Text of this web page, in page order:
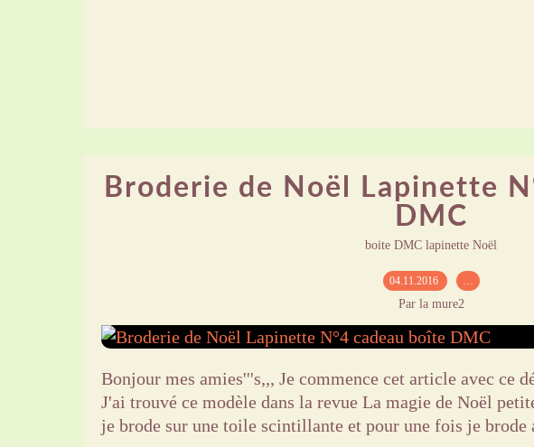
Broderie de Noël Lapinette
DMC
boite DMC lapinette Noël
04.11.2016 …
Par la mure2
Bonjour mes amies'''s,,, Je commence cet article avec ce
J'ai trouvé ce modèle dans la revue La magie de Noël
je brode sur une toile scintillante et pour une fois je brode